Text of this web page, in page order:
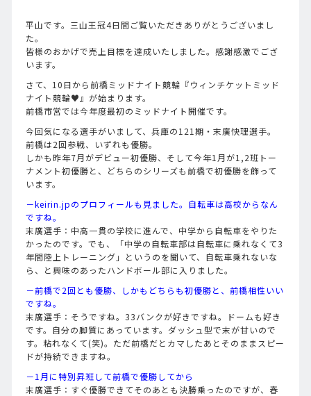
平山です。三山王冠4日間ご覧いただきありがとうございまし
た。
皆様のおかげで売上目標を達成いたしました。感謝感激でござ
います。
さて、10日から前橋ミッドナイト競輪『ウィンチケットミッド
ナイト競輪♥』が始まります。
前橋市営では今年度最初のミッドナイト開催です。
今回気になる選手がいまして、兵庫の121期・末廣快理選手。
前橋は2回参戦、いずれも優勝。
しかも昨年7月がデビュー初優勝、そして今年1月が1,2班トー
ナメント初優勝と、どちらのシリーズも前橋で初優勝を飾って
います。
－keirin.jpのプロフィールも見ました。自転車は高校からなん
ですね。
末廣選手：中高一貫の学校に進んで、中学から自転車をやりた
かったのです。でも、「中学の自転車部は自転車に乗れなくて3
年間陸上トレーニング」というのを聞いて、自転車乗れないな
ら、と興味のあったハンドボール部に入りました。
－前橋で2回とも優勝、しかもどちらも初優勝と、前橋相性いい
ですね。
末廣選手：そうですね。33バンクが好きですね。ドームも好き
です。自分の脚質にあっています。ダッシュ型で末が甘いので
す。粘れなくて(笑)。ただ前橋だとカマしたあとそのままスピー
ドが持続できますね。
－1月に特別昇班して前橋で優勝してから
末廣選手：すぐ優勝できてそのあとも決勝乗ったのですが、春